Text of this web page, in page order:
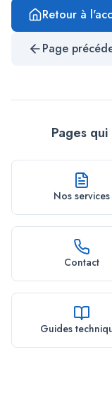
Retour à
Page
Pages
Nos services
Contact
Guides